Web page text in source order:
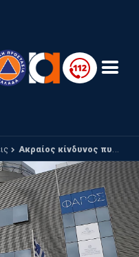
Ακραίος κίνδυνος πυρκαγιάς - Κατάσταση Συναγερμού (κατηγορία κινδύνου 5) και πολύ υψηλός κίνδυνος πυρκαγιάς (κατηγορία κινδύνου 4) για αύριο Δευτέρα 12 Αυγούστου 2024